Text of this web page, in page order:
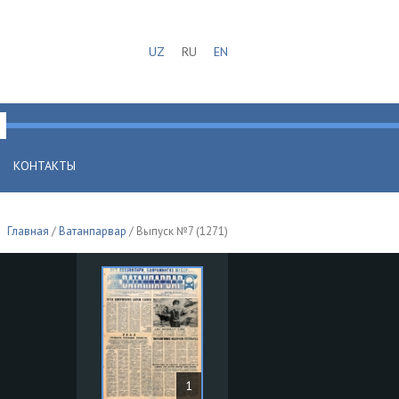
UZ RU EN
КОНТАКТЫ
Главная /Ватанпарвар / Выпуск №7 (1271)
1